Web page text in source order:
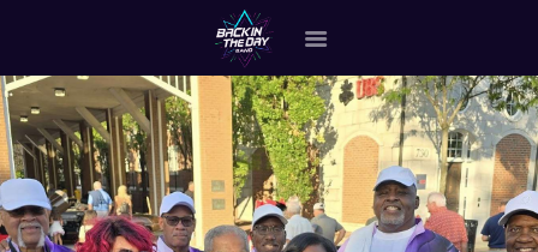
HOME
ABOUT THE BAND
OUR BAND MEMBERS